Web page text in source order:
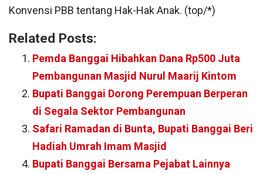
Konvensi PBB tentang Hak-Hak Anak. (top/*)
Related Posts:
Pemda Banggai Hibahkan Dana Rp500 Juta
Pembangunan Masjid Nurul Maarij Kintom
Bupati Banggai Dorong Perempuan Berperan
di Segala Sektor Pembangunan
Safari Ramadan di Bunta, Bupati Banggai Beri
Hadiah Umrah Imam Masjid
Bupati Banggai Bersama Pejabat Lainnya